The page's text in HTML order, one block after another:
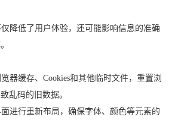
降低了用户体验，还可能影响信息的准确
器缓存、Cookies和其他临时文件，重置浏
乱码的旧数据。
进行重新布局，确保字体、颜色等元素的